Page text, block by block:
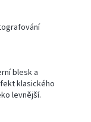
blesk a
klasického
levnější.